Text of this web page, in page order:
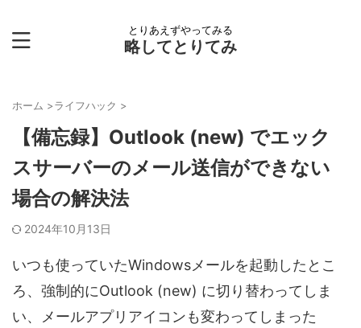
とりあえずやってみる
略してとりてみ
ホーム >ライフハック >
【備忘録】Outlook (new) でエック
スサーバーのメール送信ができない
場合の解決法
2024年10月13日
いつも使っていたWindowsメールを起動したとこ
ろ、強制的にOutlook (new) に切り替わってしま
い、メールアプリアイコンも変わってしまった